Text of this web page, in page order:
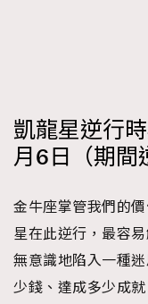
凱龍星逆行
月6日（期間
金牛座掌管我們的
星在此逆行，最容
無意識地陷入一種
少錢、達成多少成